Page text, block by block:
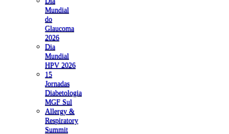
Mundial
do
Glaucoma
2026
Dia
Mundial
HPV 2026
15
Jornadas
Diabetologia
MGF Sul
Allergy &
Respiratory
Summit